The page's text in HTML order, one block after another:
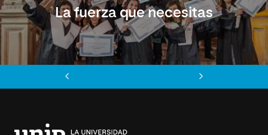
La fuerza que necesitas